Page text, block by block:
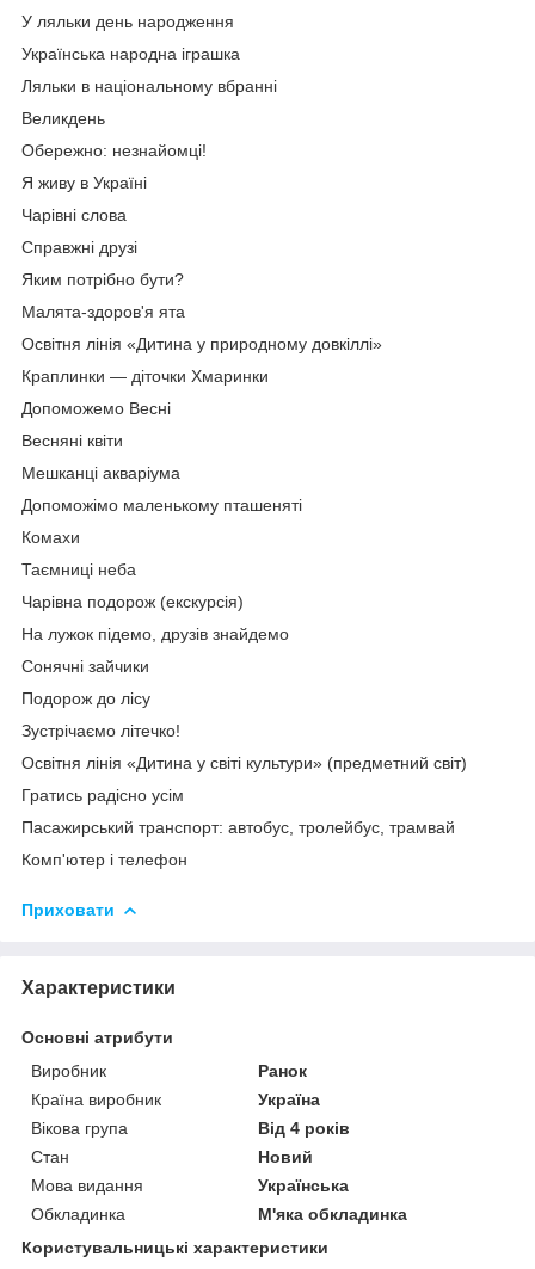
У ляльки день народження
Українська народна іграшка
Ляльки в національному вбранні
Великдень
Обережно: незнайомці!
Я живу в Україні
Чарівні слова
Справжні друзі
Яким потрібно бути?
Малята-здоров'я ята
Освітня лінія «Дитина у природному довкіллі»
Краплинки — діточки Хмаринки
Допоможемо Весні
Весняні квіти
Мешканці акваріума
Допоможімо маленькому пташеняті
Комахи
Таємниці неба
Чарівна подорож (екскурсія)
На лужок підемо, друзів знайдемо
Сонячні зайчики
Подорож до лісу
Зустрічаємо літечко!
Освітня лінія «Дитина у світі культури» (предметний світ)
Гратись радісно усім
Пасажирський транспорт: автобус, тролейбус, трамвай
Комп'ютер і телефон
Приховати
Характеристики
Основні атрибути
Виробник
Ранок
Країна виробник
Україна
Вікова група
Від 4 років
Стан
Новий
Мова видання
Українська
Обкладинка
М'яка обкладинка
Користувальницькі характеристики